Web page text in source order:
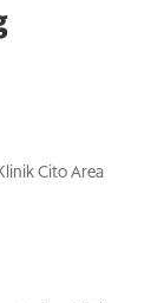
Cito Area